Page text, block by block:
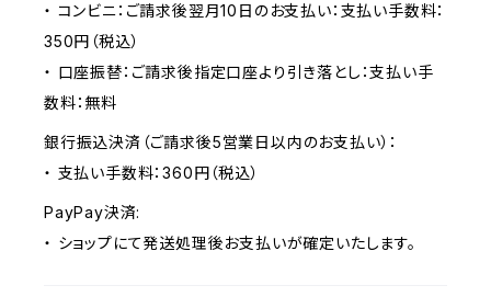
・ コンビニ：ご請求後翌月10日のお支払い：支払い手数料：
350円（税込）
・ 口座振替：ご請求後指定口座より引き落とし：支払い手
数料：無料
銀行振込決済（ご請求後5営業日以内のお支払い）：
・ 支払い手数料：360円（税込）
PayPay決済:
・ ショップにて発送処理後お支払いが確定いたします。